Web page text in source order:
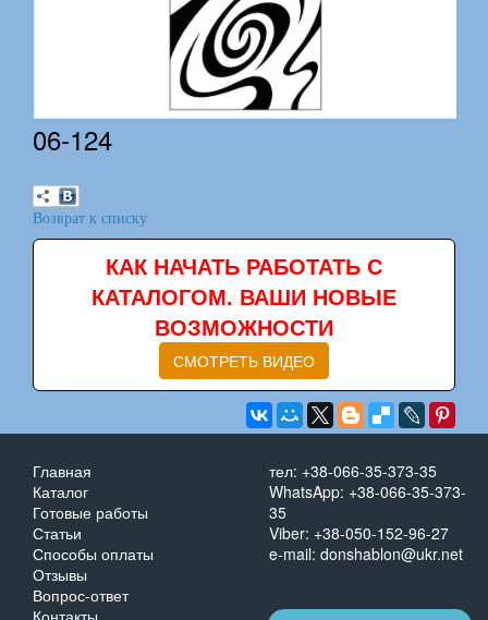
06-124
Возврат к списку
КАК НАЧАТЬ РАБОТАТЬ С
КАТАЛОГОМ. ВАШИ НОВЫЕ
ВОЗМОЖНОСТИ
СМОТРЕТЬ ВИДЕО
Главная
Каталог
Готовые работы
Статьи
Способы оплаты
Отзывы
Вопрос-ответ
тел: +38-066-35-373-35
WhatsApp: +38-066-35-373-
35
Viber: +38-050-152-96-27
e-mail: donshablon@ukr.net